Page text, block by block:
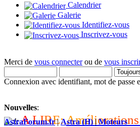
Calendrier
Galerie
Identifiez-vous
Inscrivez-vous
Merci de vous connecterou de vous
Connexion avec identifiant, mot de passe
Nouvelles:
A LIRE: Améliorations
AstraForum.fr|Astra (H)|Moteurs